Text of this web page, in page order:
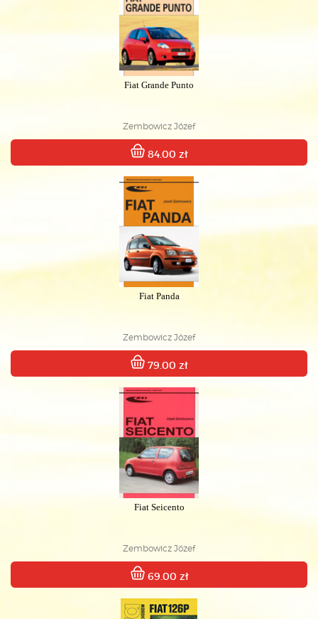
Fiat Grande Punto
Zembowicz Józef
84.00 zł
Fiat Panda
Zembowicz Józef
79.00 zł
Fiat Seicento
Zembowicz Józef
69.00 zł